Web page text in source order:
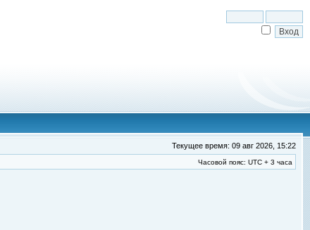
Текущее время: 09 авг 2026, 15:22
Часовой пояс: UTC + 3 часа